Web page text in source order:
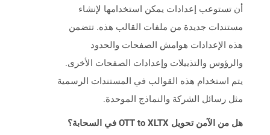
أن تستوعب إعدادات يمكن استخدامها لإنشاء
مستندات جديدة من ملفات القالب هذه. تتضمن
هذه الإعدادات هوامش الصفحات والحدود
والرؤوس والتذييلات وإعدادات الصفحات الأخرى.
يتم استخدام هذه القوالب في المستندات الرسمية
مثل رسائل الشركة والنماذج الموحدة.
هل من الآمن تحويل OTT to XLTX في السحابة؟